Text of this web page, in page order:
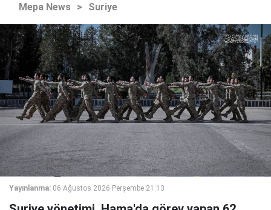
Mepa News > Suriye
Yayınlanma: 06 Ağustos 2026 Perşembe 21:13